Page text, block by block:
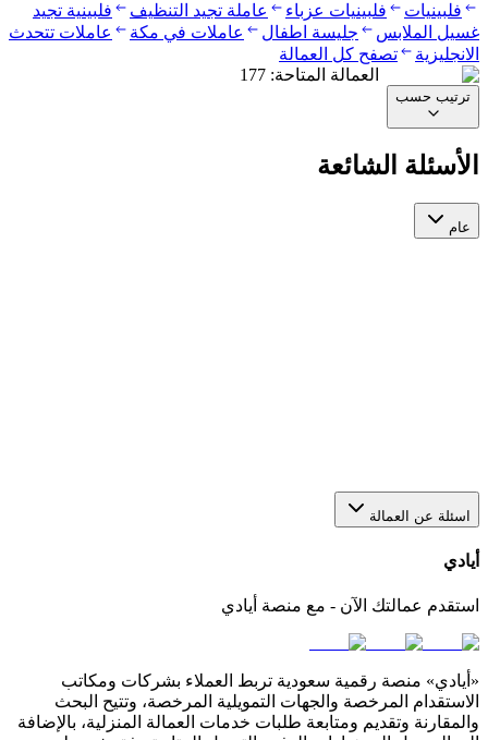
فلبينيات
فلبينيات عزباء عاملة تجيد التنظيف
فلبينية تجيد
غسيل الملابس
جليسة اطفال عاملات في مكة
عاملات تتحدث
الانجليزية
تصفح كل العمالة
العمالة المتاحة:
177
ترتيب حسب
الأسئلة الشائعة
عام
اسئلة عن العمالة
أيادي
استقدم عمالتك الآن - مع منصة أيادي
«أيادي» منصة رقمية سعودية تربط العملاء بشركات ومكاتب
الاستقدام المرخصة والجهات التمويلية المرخصة، وتتيح البحث
والمقارنة وتقديم ومتابعة طلبات خدمات العمالة المنزلية، بالإضافة